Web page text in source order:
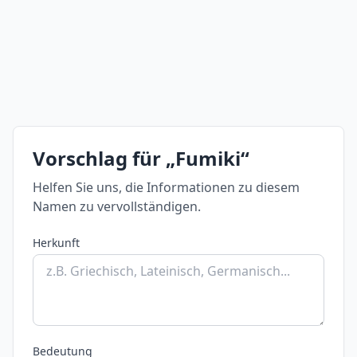
Vorschlag für „Fumiki“
Helfen Sie uns, die Informationen zu diesem
Namen zu vervollständigen.
Herkunft
Bedeutung